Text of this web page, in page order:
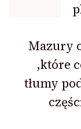
wpisu
Mazury
,które
tłumy